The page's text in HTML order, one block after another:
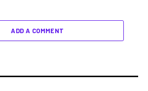
ADD A COMMENT